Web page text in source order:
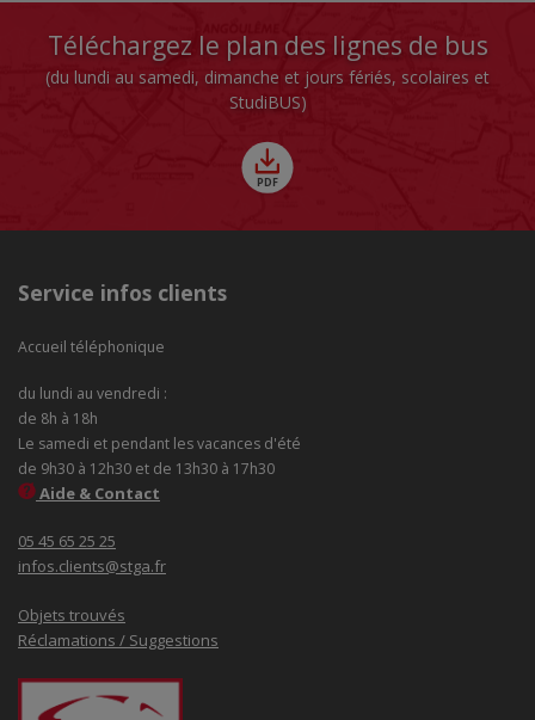
Téléchargez le plan des lignes de bus
(du lundi au samedi, dimanche et jours fériés, scolaires et
StudiBUS)
Service infos clients
Accueil téléphonique
du lundi au vendredi :
de 8h à 18h
Le samedi et pendant les vacances d'été
de 9h30 à 12h30 et de 13h30 à 17h30
Aide & Contact
05 45 65 25 25
infos.clients@stga.fr
Objets trouvés
Réclamations / Suggestions